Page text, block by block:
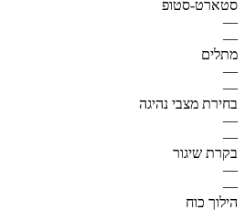
סטארט-סטופ
—
—
מתלים
—
—
בחירת מצבי נהיגה
—
—
בקרת שיגור
—
—
הילוך כוח